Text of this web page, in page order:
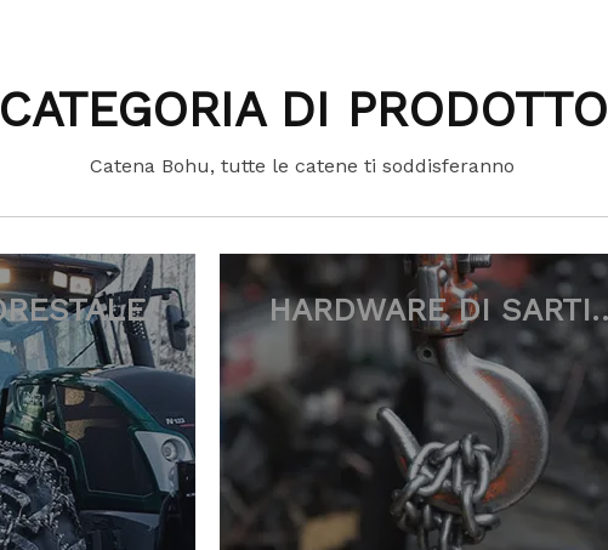
CATEGORIA DI PRODOTTO
Catena Bohu, tutte le catene ti soddisferanno
HARDWARE DI SARTIAME CALZA DA NEVE